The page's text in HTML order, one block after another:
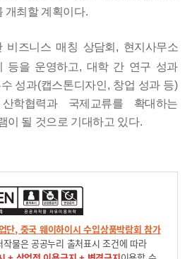
개최할 계획이다.
즈니스 매칭 상담회 , 현지사무소
등을 운영하고, 대학 간 연구 성과
성과(캡스톤디자인 , 창업 성과 등)
학협력과 국제교류를 확대하는
이 될 것으로 기대하고 있다.
단, 중국 웨이하이시 수입상품박람회 참가
작물은 공공누리 출처표시 조건에 따라